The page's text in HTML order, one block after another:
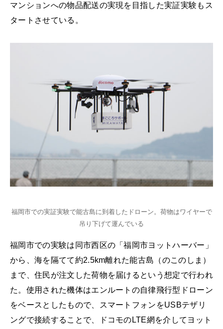
マンションへの物品配送の実現を目指した実証実験もス
タートさせている。
福岡市での実証実験で能古島に到着したドローン。荷物はワイヤーで
吊り下げて運んでいる
福岡市での実験は同市西区の「福岡市ヨットハーバー」
から、海を隔てて約2.5km離れた能古島（のこのしま）
まで、住民が注文した荷物を届けるという想定で行われ
た。使用された機体はエンルートの自律飛行型ドローン
をベースとしたもので、スマートフォンをUSBテザリ
ングで接続することで、ドコモのLTE網を介してヨット